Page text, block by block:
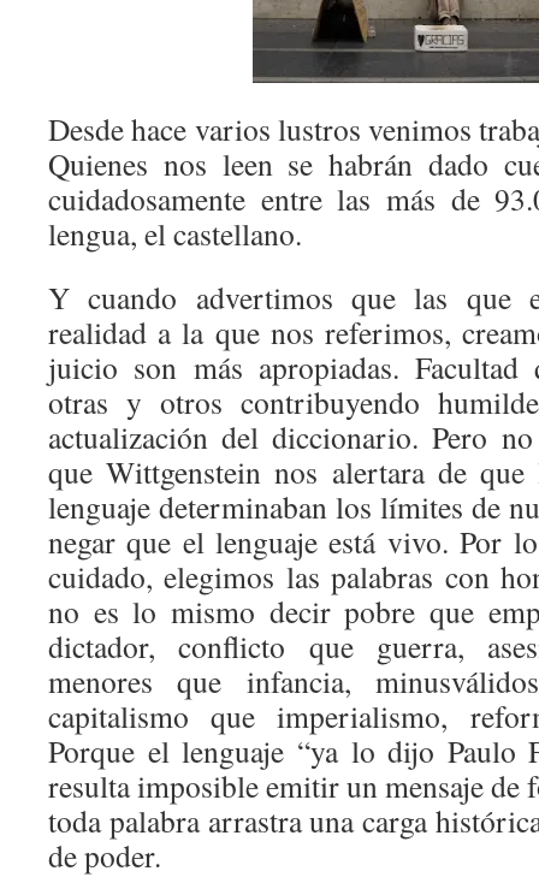
Desde hace varios lustros venimos
Quienes nos leen se habrán dado
cuidadosamente entre las más de
lengua, el castellano.
Y cuando advertimos que las que
realidad a la que nos referimos,
juicio son más apropiadas.
otras y otros contribuyendo
actualización del diccionario. Pero
que Wittgenstein nos alertara de
lenguaje determinaban los límites de
negar que el lenguaje está vivo. Por
cuidado, elegimos las palabras con
no es lo mismo decir pobre que
dictador, conflicto que guerra,
menores que infancia,
capitalismo que imperialismo,
Porque el lenguaje “ya lo dijo Paulo
resulta imposible emitir un mensaje de
toda palabra arrastra una carga
de poder.